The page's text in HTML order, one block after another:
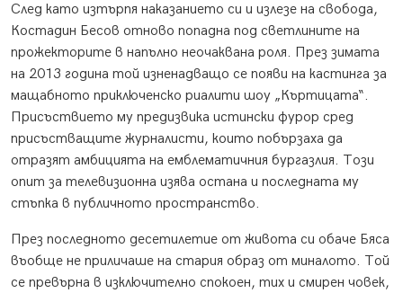
След като изтърпя наказанието си и излезе на свобода,
Костадин Бесов отново попадна под светлините на
прожекторите в напълно неочаквана роля. През зимата
на 2013 година той изненадващо се появи на кастинга за
мащабното приключенско риалити шоу „Къртицата“.
Присъствието му предизвика истински фурор сред
присъстващите журналисти, които побързаха да
отразят амбицията на емблематичния бургазлия. Този
опит за телевизионна изява остана и последната му
стъпка в публичното пространство.
През последното десетилетие от живота си обаче Бяса
въобще не приличаше на стария образ от миналото. Той
се превърна в изключително спокоен, тих и смирен човек,